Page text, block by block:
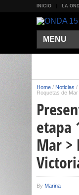
INICIO LA
MENU
Home / Noticias /
Roquetas de
etapa
Mar >
By Marina